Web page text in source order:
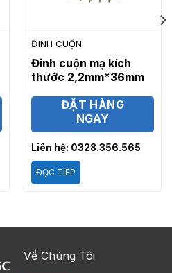
ĐINH CUỘN
Đinh cuộn mạ kích
thước 2,2mm*36mm
ĐẶT HÀNG
NGAY
Liên hệ: 0328.356.565
ĐỌC TIẾP
Về Chúng Tôi